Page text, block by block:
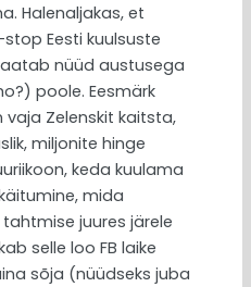
Halenaljakas, et
Eesti kuulsuste
nüüd austusega
poole. Eesmärk
vaja Zelenskit kaitsta,
miljonite hinge
keda kuulama
mida
juures järele
selle loo FB laike
sõja (nüüdseks juba